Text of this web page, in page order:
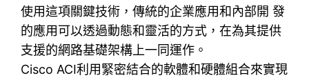
使用這項關鍵技術，傳統的企業應用和內部開 發
的應用可以透過動態和靈活的方式，在為其提供
支援的網路基礎架構上一同運作。
Cisco ACI利用緊密結合的軟體和硬體組合來實現